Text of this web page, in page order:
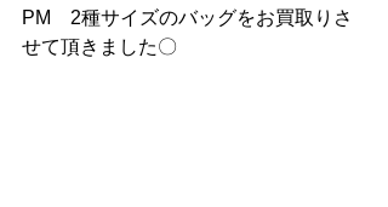
PM　2種サイズのバッグをお買取りさ
せて頂きました〇